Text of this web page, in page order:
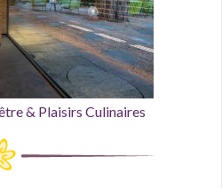
& Plaisirs Culinaires